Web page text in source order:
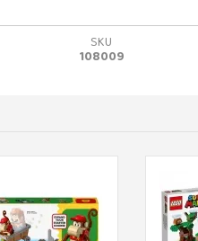
SKU
108009